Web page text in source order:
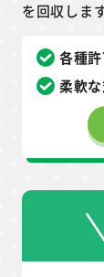
を回収します
各種
柔軟